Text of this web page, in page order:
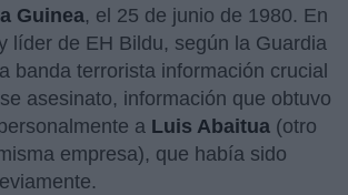
Guinea, el 25 de junio de 1980. En
líder de EH Bildu, según la Guardia
banda terrorista información crucial
asesinato, información que obtuvo
a Luis Abaitua (otro
empresa), que había sido